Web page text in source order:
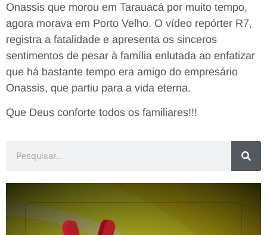
Onassis que morou em Tarauacá por muito tempo,
agora morava em Porto Velho. O vídeo repórter R7,
registra a fatalidade e apresenta os sinceros
sentimentos de pesar à família enlutada ao enfatizar
que há bastante tempo era amigo do empresário
Onassis, que partiu para a vida eterna.
Que Deus conforte todos os familiares!!!